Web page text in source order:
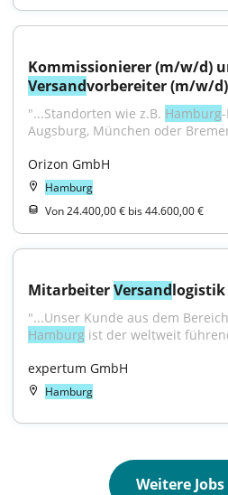
Versandvorbereiter (m/w/d)
"...Standorten wie z.B. Hamburg
Augsburg, München oder
Orizon GmbH
Hamburg
Von 24.400,00 € bis 44.600,00 €
Mitarbeiter Versand
Hamburg ist der weltweit
expertum GmbH
Hamburg
Weitere